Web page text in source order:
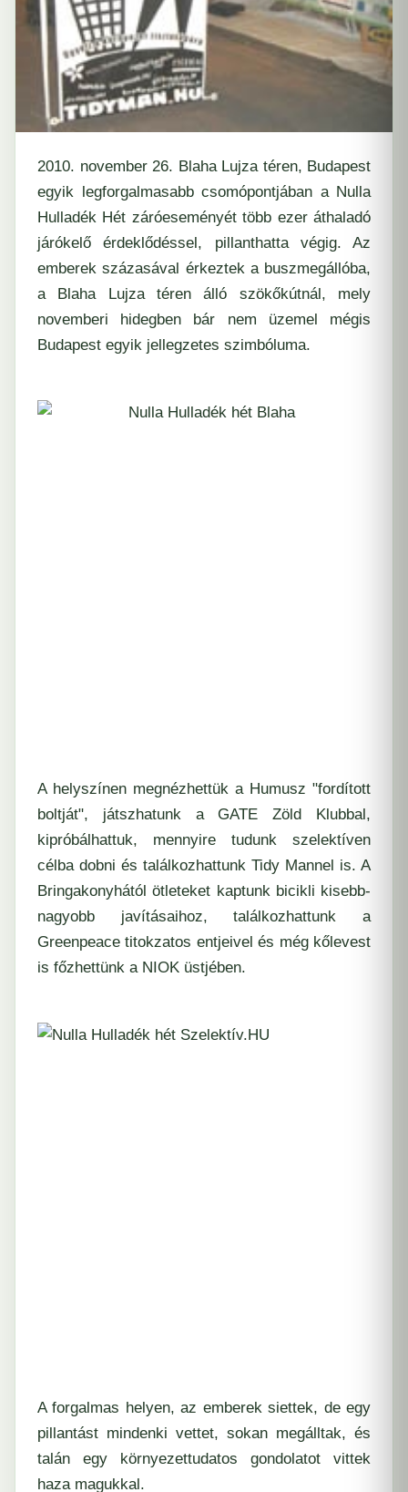
2010. november 26. Blaha Lujza téren, Budapest
egyik legforgalmasabb csomópontjában a Nulla
Hulladék Hét záróeseményét több ezer áthaladó
járókelő érdeklődéssel, pillanthatta végig. Az
emberek százasával érkeztek a buszmegállóba,
a Blaha Lujza téren álló szökőkútnál, mely
novemberi hidegben bár nem üzemel mégis
Budapest egyik jellegzetes szimbóluma.
A helyszínen megnézhettük a Humusz "fordított
boltját", játszhatunk aGATE Zöld Klubbal,
kipróbálhattuk, mennyire tudunk szelektíven
célba dobni és találkozhattunk Tidy Mannel is. A
Bringakonyhától ötleteket kaptunk bicikli kisebb-
nagyobb javításaihoz, találkozhattunk a
Greenpeace titokzatos entjeivel és még kőlevest
is főzhettünk a NIOK üstjében.
A forgalmas helyen, az emberek siettek, de egy
pillantást mindenki vettet, sokan megálltak, és
talán egy környezettudatos gondolatot vittek
haza magukkal.